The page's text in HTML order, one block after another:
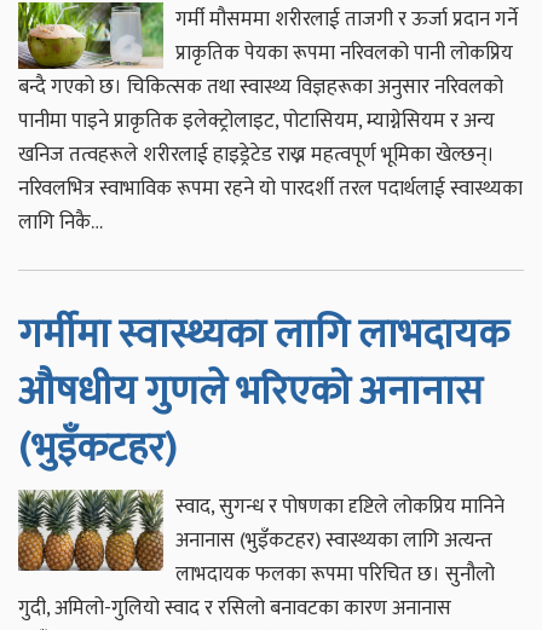
गर्मी मौसममा शरीरलाई ताजगी र ऊर्जा प्रदान गर्ने
प्राकृतिक पेयका रूपमा नरिवलको पानी लोकप्रिय
बन्दै गएको छ। चिकित्सक तथा स्वास्थ्य विज्ञहरूका अनुसार नरिवलको
पानीमा पाइने प्राकृतिक इलेक्ट्रोलाइट, पोटासियम, म्याग्नेसियम र अन्य
खनिज तत्वहरूले शरीरलाई हाइड्रेटेड राख्न महत्वपूर्ण भूमिका खेल्छन्।
नरिवलभित्र स्वाभाविक रूपमा रहने यो पारदर्शी तरल पदार्थलाई स्वास्थ्यका
लागि निकै…
गर्मीमा स्वास्थ्यका लागि लाभदायक
औषधीय गुणले भरिएको अनानास
(भुइँकटहर)
स्वाद, सुगन्ध र पोषणका दृष्टिले लोकप्रिय मानिने
अनानास (भुइँकटहर) स्वास्थ्यका लागि अत्यन्त
लाभदायक फलका रूपमा परिचित छ। सुनौलो
गुदी, अमिलो-गुलियो स्वाद र रसिलो बनावटका कारण अनानास